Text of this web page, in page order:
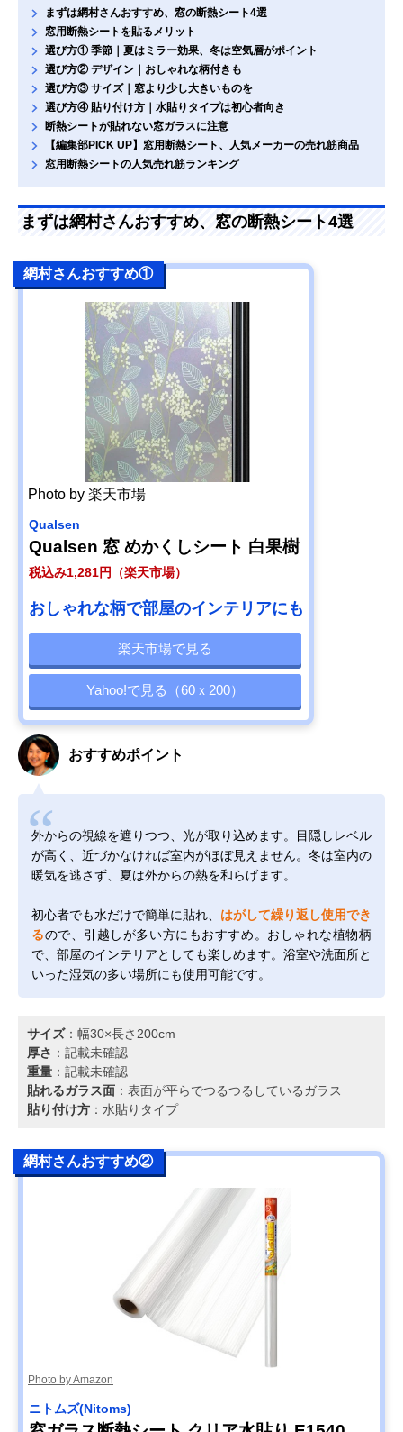
まずは網村さんおすすめ、窓の断熱シート4選
窓用断熱シートを貼るメリット
選び方① 季節｜夏はミラー効果、冬は空気層がポイント
選び方② デザイン｜おしゃれな柄付きも
選び方③ サイズ｜窓より少し大きいものを
選び方④ 貼り付け方｜水貼りタイプは初心者向き
断熱シートが貼れない窓ガラスに注意
【編集部PICK UP】窓用断熱シート、人気メーカーの売れ筋商品
窓用断熱シートの人気売れ筋ランキング
まずは網村さんおすすめ、窓の断熱シート4選
網村さんおすすめ①
Photo by 楽天市場
Qualsen
Qualsen 窓 めかくしシート 白果樹
税込み1,281円（楽天市場）
おしゃれな柄で部屋のインテリアにも
楽天市場で見る
Yahoo!で見る（60ｘ200）
おすすめポイント
外からの視線を遮りつつ、光が取り込めます。目隠しレベル
が高く、近づかなければ室内がほぼ見えません。冬は室内の
暖気を逃さず、夏は外からの熱を和らげます。
初心者でも水だけで簡単に貼れ、 はがして繰り返し使用でき
るので、引越しが多い方にもおすすめ。おしゃれな植物柄
で、部屋のインテリアとしても楽しめます。浴室や洗面所と
いった湿気の多い場所にも使用可能です。
サイズ：幅30×長さ200cm
厚さ ：記載未確認
重量 ：記載未確認
貼れるガラス面 ：表面が平らでつるつるしているガラス
貼り付け方 ：水貼りタイプ
網村さんおすすめ②
Photo by Amazon
ニトムズ(Nitoms)